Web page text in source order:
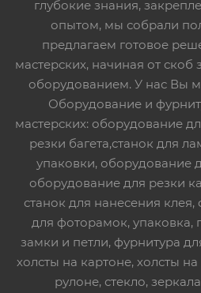
глубокие знания,
опытом, мы собрали
предлагаем готовое
мастерских, начиная от скоб
оборудованием. У нас Вы
Оборудование и
мастерских: оборудование
резки багета,станок для
упаковки, оборудование
оборудование для резки
станок для нанесения
для фоторамок, упаковка,
замки и петли, фурнитура
холсты на картоне, холсты
рулоне, стекло,